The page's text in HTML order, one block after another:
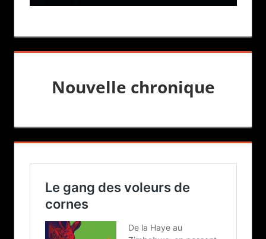
Nouvelle chronique